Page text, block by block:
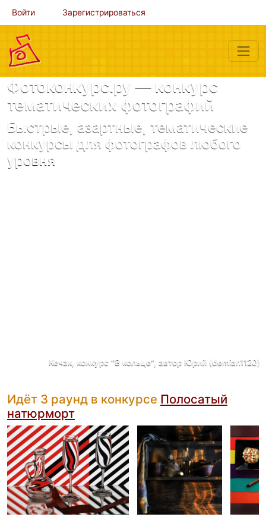
Войти Зарегистрироваться
Фотоконкурс.ру — конкурс
тематических фотографий
Быстрые, азартные, тематические
конкурсы для фотографов любого
уровня
Кечак, конкурс "В кольце", автор Юрий (demian1120)
Идёт 3 раунд в конкурсе Полосатый
натюрморт